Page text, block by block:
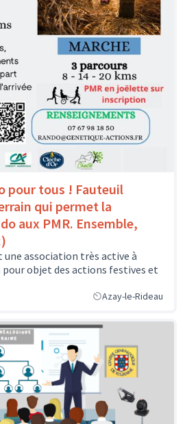
pour tous ! Fauteuil
qui permet la
aux PMR. Ensemble,
une association très active à
pour objet des actions festives et
Azay-le-Rideau